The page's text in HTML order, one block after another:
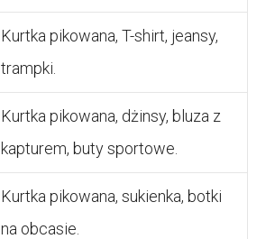
Kurtka pikowana, T-shirt, jeansy,
trampki.
Kurtka pikowana, dżinsy, bluza z
kapturem, buty sportowe.
Kurtka pikowana, sukienka, botki
na obcasie.